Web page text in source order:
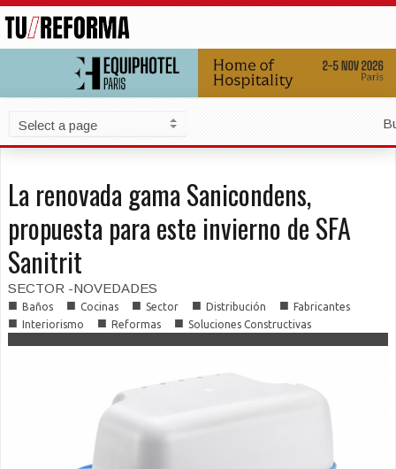
La renovada gama Sanicondens,
propuesta para este invierno de SFA
Sanitrit
SECTOR -NOVEDADES
■ Baños ■ Cocinas ■ Sector ■ Distribución ■ Fabricantes
■ Interiorismo ■ Reformas ■ Soluciones Constructivas